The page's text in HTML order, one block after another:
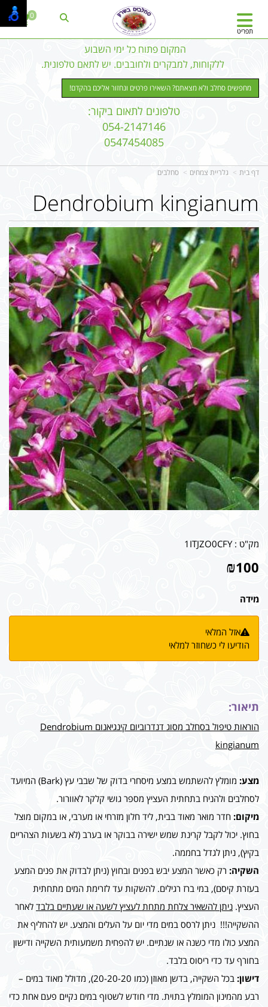
המקום פתוח כל ימי השבוע
ללקוחות, למבקרים ולחובבים. יש לתאם טלפונית.
מחפשים סחלב ולא מצאתם? השאירו פרטים ונחזור אליכם בהקדם!
טלפונים לתאום ביקור:
054-2147146
0547454085
תפריט
0
דף בית גלריית צמחים סחלבים
Dendrobium kingianum
מק"ט :1ITJZO0CFY
₪100
מידה
אזל המלאי
הודיעו לי כשחוזר למלאי
תיאור:
הוראות טיפול בסחלב מסוג דנדרוביום קינגיאנום Dendrobium
kingianum
מצע:
מומלץ להשתמש במצע מיסחרי בדוק של שבבי עץ (Bark) המיועד
לסחלבים ולהניח בתחתית העציץ מספר גושי קלקר לאוורור.
מיקום: חדר מואר מאוד בבית, ליד חלון מזרחי או מערבי, או במקום מוצל
בחוץ. יכול לקבל קרינת שמש ישירה בבוקר או בערב (לא בשעות הצהריים
בקיץ), ניתן לגדל בחממה.
השקיה: רק כאשר המצע יבש בפנים ובחוץ (ניתן לבדוק את פנים המצע
בעזרת קיסם), במי ברז רגילים. להשקות עד לזרימת המים מתחתית
העציץ. ניתן להשאיר צלחת מתחת לעציץ לשעה או שעתיים בלבד לאחר
ההשקייה!!! ניתן לרסס במים מדי יום על העלים והמצע. יש להחליף את
המצע כולו מדי כשנה או שנתיים. יש להפחית משמעותית השקייה ודישון
בחורף עד כדי ריסוס בלבד.
דישון:
בכל השקייה, בדשן מאוזן (כמו 20-20-20), מדולל מאוד במים –
רבע מהמינון המומלץ בתוית. מדי חודש לשטוף במים נקיים פעם אחת כדי